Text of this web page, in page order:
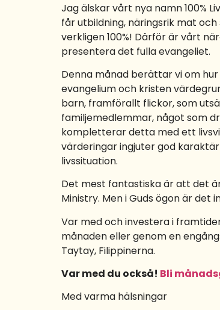
Jag älskar vårt nya namn 100%
får utbildning, näringsrik mat
verkligen 100%! Därför är vårt
presentera det fulla evangeliet.
Denna månad berättar vi om
evangelium och kristen
barn, framförallt flickor, som
familjemedlemmar, något som
kompletterar detta med ett
värderingar ingjuter god
livssituation.
Det mest fantastiska är att det
Ministry. Men i Guds ögon är
Var med och investera i
månaden eller genom en
Taytay, Filippinerna.
Var med du också! Bli
Med varma hälsningar